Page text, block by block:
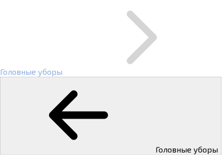
Головные уборы
Головные уборы